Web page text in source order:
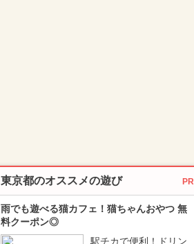
東京都のオススメの遊び PR
雨でも遊べる猫カフェ！猫ちゃんおやつ 無
料クーポン◎
駅チカで便利！ドリン